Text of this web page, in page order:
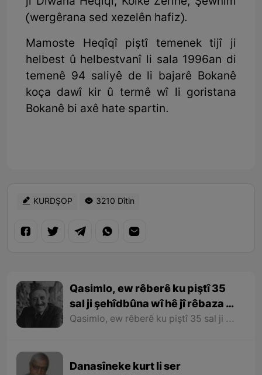
(wergêrana sed xezelên hafiz).
Mamoste Heqîqî piştî temenek tijî ji
helbest û helbestvanî li sala 1996an di
temenê 94 saliyê de li bajarê Bokanê
koça dawî kir û termê wî li goristana
Bokanê bi axê hate spartin.
KURDŞOP 3210 Dîtin
Qasimlo, ew rêberê ku piştî 35
sal ji şehîdbûna wî hê jî rêbaza wî
her zîndî ye
Qasimlo, ew rêberê ku piştî 35 sal ji şehîdbûna wî hê jî rêbaza wî her zîndî ye
Danasîneke kurt li ser